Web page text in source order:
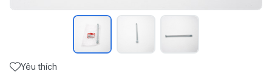
Yêu thích